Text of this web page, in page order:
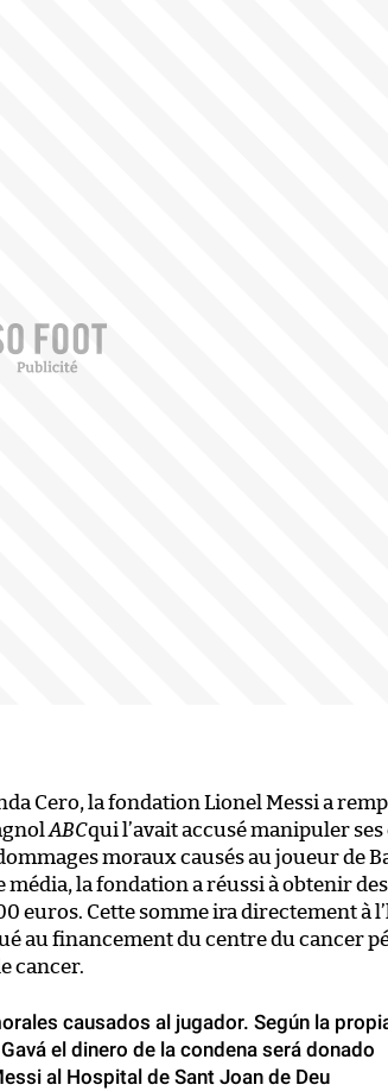
Cero, la fondation Lionel Messi a
ABCqui l’avait accusé manipuler ses
moraux causés au joueur de
la fondation a réussi à obtenir des
euros. Cette somme ira directement à
au financement du centre du cancer
cancer.
causados al jugador. Según la
el dinero de la condena será donado
al Hospital de Sant Joan de Deu